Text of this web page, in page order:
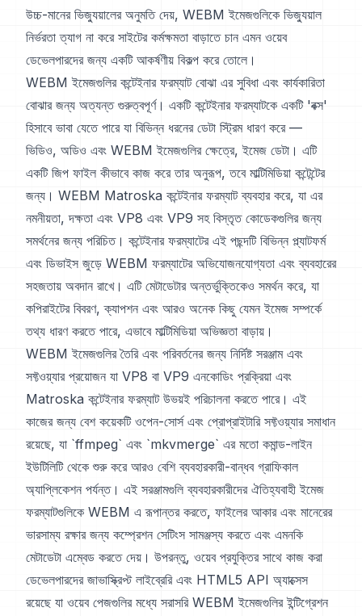
উচ্চ-মানের ভিজ্যুয়ালের অনুমতি দেয়, WEBM ইমেজগুলিকে ভিজ্যুয়াল
নির্ভরতা ত্যাগ না করে সাইটের কর্মক্ষমতা বাড়াতে চান এমন ওয়েব
ডেভেলপারদের জন্য একটি আকর্ষণীয় বিকল্প করে তোলে।
WEBM ইমেজগুলির কন্টেইনার ফরম্যাট বোঝা এর সুবিধা এবং কার্যকারিতা
বোঝার জন্য অত্যন্ত গুরুত্বপূর্ণ। একটি কন্টেইনার ফরম্যাটকে একটি 'বক্স'
হিসাবে ভাবা যেতে পারে যা বিভিন্ন ধরনের ডেটা স্ট্রিম ধারণ করে —
ভিডিও, অডিও এবং WEBM ইমেজগুলির ক্ষেত্রে, ইমেজ ডেটা। এটি
একটি জিপ ফাইল কীভাবে কাজ করে তার অনুরূপ, তবে মাল্টিমিডিয়া কন্টেন্টের
জন্য। WEBM Matroska কন্টেইনার ফরম্যাট ব্যবহার করে, যা এর
নমনীয়তা, দক্ষতা এবং VP8 এবং VP9 সহ বিস্তৃত কোডেকগুলির জন্য
সমর্থনের জন্য পরিচিত। কন্টেইনার ফরম্যাটের এই পছন্দটি বিভিন্ন প্ল্যাটফর্ম
এবং ডিভাইস জুড়ে WEBM ফরম্যাটের অভিযোজনযোগ্যতা এবং ব্যবহারের
সহজতায় অবদান রাখে। এটি মেটাডেটার অন্তর্ভুক্তিকেও সমর্থন করে, যা
কপিরাইটের বিবরণ, ক্যাপশন এবং আরও অনেক কিছু যেমন ইমেজ সম্পর্কে
তথ্য ধারণ করতে পারে, এভাবে মাল্টিমিডিয়া অভিজ্ঞতা বাড়ায়।
WEBM ইমেজগুলির তৈরি এবং পরিবর্তনের জন্য নির্দিষ্ট সরঞ্জাম এবং
সফ্টওয়্যার প্রয়োজন যা VP8 বা VP9 এনকোডিং প্রক্রিয়া এবং
Matroska কন্টেইনার ফরম্যাট উভয়ই পরিচালনা করতে পারে। এই
কাজের জন্য বেশ কয়েকটি ওপেন-সোর্স এবং প্রোপ্রাইটারি সফ্টওয়্যার সমাধান
রয়েছে, যা `ffmpeg` এবং `mkvmerge` এর মতো কমান্ড-লাইন
ইউটিলিটি থেকে শুরু করে আরও বেশি ব্যবহারকারী-বান্ধব গ্রাফিকাল
অ্যাপ্লিকেশন পর্যন্ত। এই সরঞ্জামগুলি ব্যবহারকারীদের ঐতিহ্যবাহী ইমেজ
ফরম্যাটগুলিকে WEBM এ রূপান্তর করতে, ফাইলের আকার এবং মানেরের
ভারসাম্য রক্ষার জন্য কম্প্রেশন সেটিংস সামঞ্জস্য করতে এবং এমনকি
মেটাডেটা এম্বেড করতে দেয়। উপরন্তু, ওয়েব প্রযুক্তির সাথে কাজ করা
ডেভেলপারদের জাভাস্ক্রিপ্ট লাইব্রেরি এবং HTML5 API অ্যাক্সেস
রয়েছে যা ওয়েব পেজগুলির মধ্যে সরাসরি WEBM ইমেজগুলির ইন্টিগ্রেশন